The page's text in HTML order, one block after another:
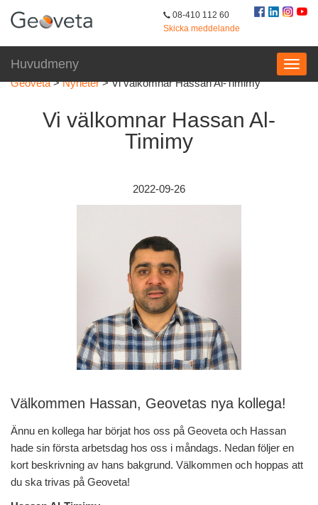
08-410 112 60
Skicka meddelande
Huvudmeny
Geoveta>Nyheter>Vi välkomnar Hassan Al-Timimy
Vi välkomnar Hassan Al-
Timimy
2022-09-26
Välkommen Hassan, Geovetas nya kollega!
Ännu en kollega har börjat hos oss på Geoveta och Hassan
hade sin första arbetsdag hos oss i måndags. Nedan följer en
kort beskrivning av hans bakgrund. Välkommen och hoppas att
du ska trivas på Geoveta!